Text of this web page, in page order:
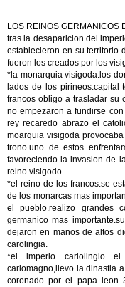
LOS REINOS GERMANICOS
tras la desaparicion del
establecieron en su territorio
fueron los creados por los
*la monarquia visigoda:los
lados de los
francos obligo a trasladar su
no empezaron a fundirse
rey recaredo abrazo el
moarquia visigoda
trono.uno de estos
favoreciendo la invasion de
reino visigodo.
*el reino de los francos:se
de los monarcas mas
el pueblo.realizo grandes
germanico mas
dejaron en manos de altos
carolingia.
*el imperio carlolingio
carlomagno,llevo la dinastia
coronado por el papa